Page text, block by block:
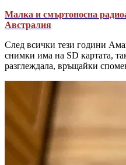
Малка и смъртоносна
Австралия
След всички тези години
снимки има на SD картата,
разглеждала, връщайки